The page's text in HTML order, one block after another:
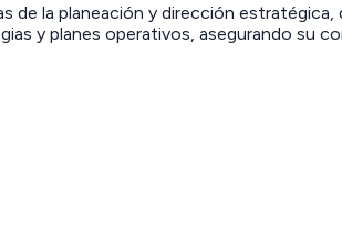
la planeación y dirección
y planes operativos, asegurando su